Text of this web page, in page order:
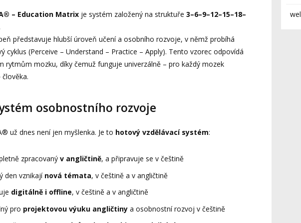
– Education Matrix je systém založený na struktuře 3–6–9–12–15–18–
představuje hlubší úroveň učení a osobního rozvoje, v němž probíhá
cyklus (Perceive – Understand – Practice – Apply). Tento vzorec odpovídá
rytmům mozku, díky čemuž funguje univerzálně – pro každý mozek
osobnostního rozvoje
už dnes není jen myšlenka. Je to hotový vzdělávací systém:
zpracovaný v angličtině, a připravuje se v češtině
den vznikají nová témata, v češtině a v angličtině
digitálně i offline, v češtině a v angličtině
pro projektovou výuku angličtiny a osobnostní rozvoj v češtině